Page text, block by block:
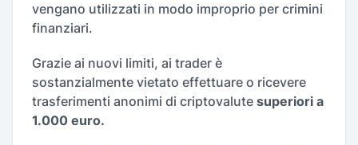
vengano utilizzati in modo improprio per crimini
finanziari.
Grazie ai nuovi limiti, ai trader è
sostanzialmente vietato effettuare o ricevere
trasferimenti anonimi di criptovalute superiori a
1.000 euro.